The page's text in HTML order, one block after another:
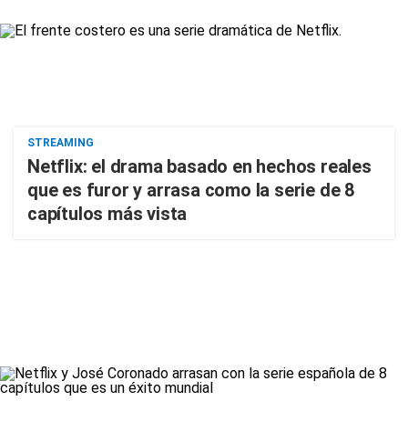
STREAMING
Netflix: el drama basado en hechos reales
que es furor y arrasa como la serie de 8
capítulos más vista